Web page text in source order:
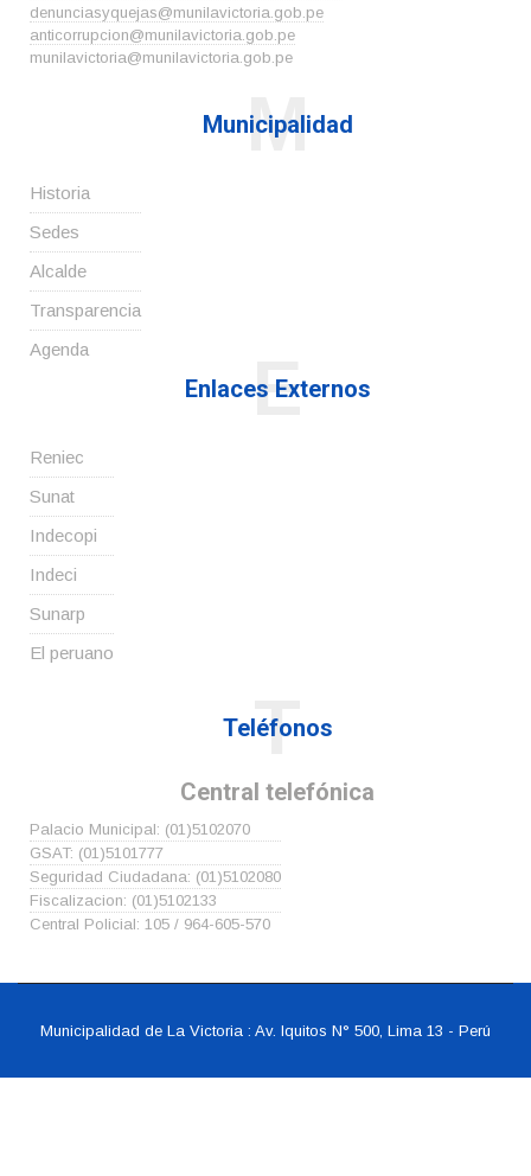
denunciasyquejas@munilavictoria.gob.pe
anticorrupcion@munilavictoria.gob.pe
munilavictoria@munilavictoria.gob.pe
Municipalidad
M
Historia
Sedes
Alcalde
Transparencia
Agenda
Enlaces Externos
E
Reniec
Sunat
Indecopi
Indeci
Sunarp
El peruano
Teléfonos
T
Central telefónica
Palacio Municipal: (01)5102070
GSAT: (01)5101777
Seguridad Ciudadana: (01)5102080
Fiscalizacion: (01)5102133
Central Policial: 105 / 964-605-570
Municipalidad de La Victoria : Av. Iquitos N° 500, Lima 13 - Perú